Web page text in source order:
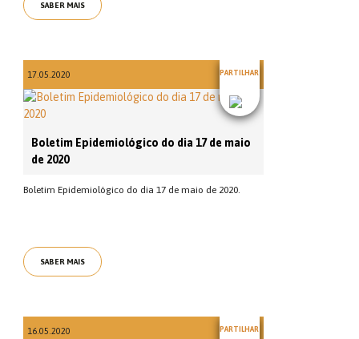
SABER MAIS
17.05.2020 PARTILHAR
Boletim Epidemiológico do dia 17 de maio
de 2020
Boletim Epidemiológico do dia 17 de maio de 2020.
SABER MAIS
16.05.2020 PARTILHAR